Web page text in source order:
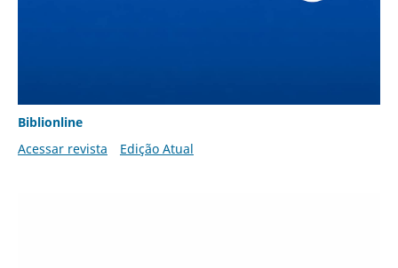
Biblionline
Acessar revista
Edição Atual